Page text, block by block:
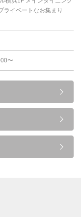
ライベートなお集まり
〜